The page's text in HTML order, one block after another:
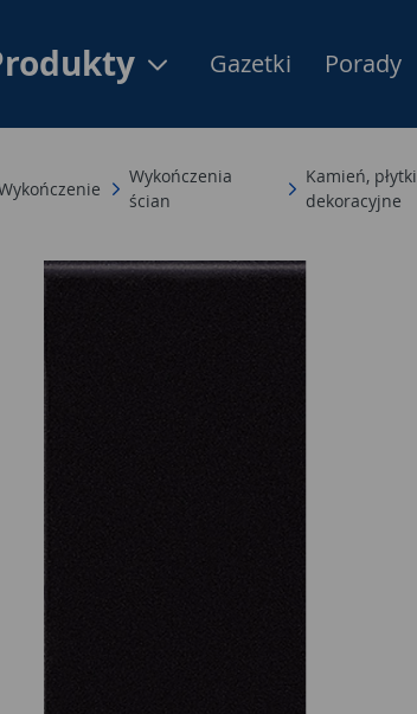
Gazetki Porady
Wykończenia
ścian
Kamień, płytki
dekoracyjne